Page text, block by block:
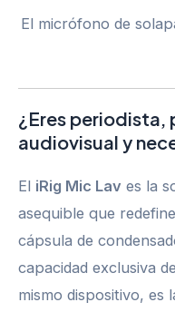
El micrófono de
¿Eres
audiovisual y
El iRig Mic Lav es la
asequible que
cápsula de
capacidad exclusiva
mismo dispositivo, es